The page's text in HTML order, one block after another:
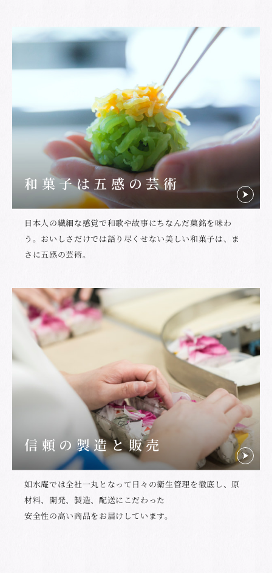
和菓子は五感の芸術
日本人の繊細な感覚で和歌や故事にちなんだ菓銘を味わ
う。おいしさだけでは語り尽くせない美しい和菓子は、ま
さに五感の芸術。
信頼の製造と販売
如水庵では全社一丸となって日々の衛生管理を徹底し、原
材料、開発、製造、配送にこだわった
安全性の高い商品をお届けしています。